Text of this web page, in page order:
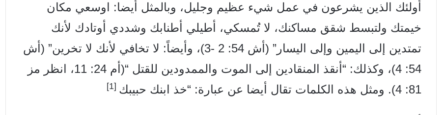
أولئك الذين يشرعون في عمل شيء عظيم وجليل، وبالمثل أيضا: اوسعي مكان
خيمتك ولتبسط شقق مساكنك، لا تُمسكي، أطيلي أطنابك وشددي أوتادك لأنك
تمتدين إلى اليمين وإلى اليسار” (أش 54:
2 -3)، وأيضاً: لا تخافي لأنك لا تخرين” (أش
54: 4)، وكذلك: “أنقذ المنقادين إلى الموت والممدودين للقتل “(أم 24: 11، انظر مز
81: 4). ومثل هذه الكلمات تقال أيضا عن عبارة: “خذ ابنك حبيبك
[1]